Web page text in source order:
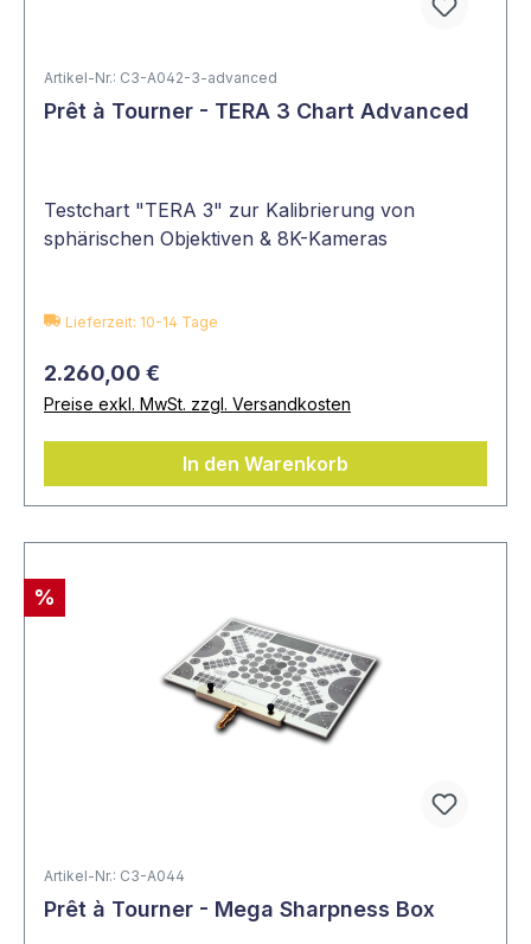
Artikel-Nr.: C3-A042-3-advanced
Prêt à Tourner - TERA 3 Chart Advanced
Testchart "TERA 3" zur Kalibrierung von
sphärischen Objektiven & 8K-Kameras
Lieferzeit: 10-14 Tage
2.260,00 €
Preise exkl. MwSt. zzgl. Versandkosten
In den Warenkorb
%
Artikel-Nr.: C3-A044
Prêt à Tourner - Mega Sharpness Box